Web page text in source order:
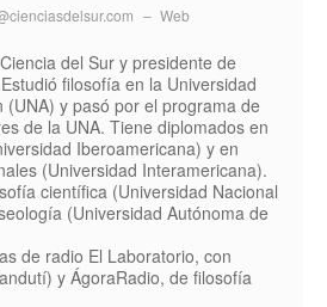
– Web
del Sur y presidente de
filosofía en la Universidad
(UNA) y pasó por el programa de
de la UNA. Tiene diplomados en
Iberoamericana) y en
(Universidad Interamericana).
científica (Universidad Nacional
(Universidad Autónoma de
de radio El Laboratorio, con
y ÁgoraRadio, de filosofía